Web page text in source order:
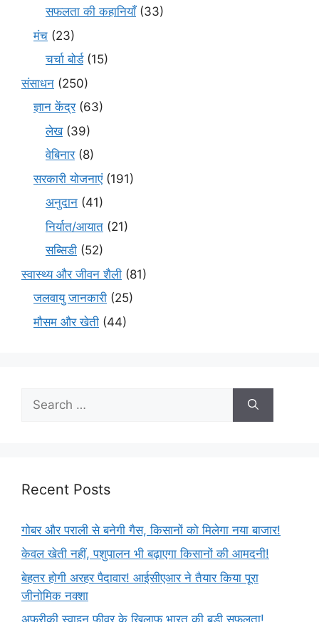
सफलता की कहानियाँ(33)
मंच (23)
चर्चा बोर्ड(15)
संसाधन (250)
ज्ञान केंद्र(63)
लेख(39)
वेबिनार(8)
सरकारी योजनाएं(191)
अनुदान (41)
निर्यात/आयात (21)
सब्सिडी (52)
स्वास्थ्य और जीवन शैली (81)
जलवायु जानकारी (25)
मौसम और खेती (44)
Recent Posts
गोबर और पराली से बनेगी गैस, किसानों को मिलेगा नया बाजार!
केवल खेती नहीं, पशुपालन भी बढ़ाएगा किसानों की आमदनी!
बेहतर होगी अरहर पैदावार! आईसीएआर ने तैयार किया पूरा
जीनोमिक नक्शा